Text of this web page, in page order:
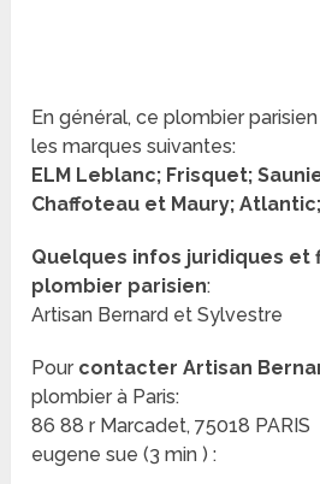
En général, ce plombier
les marques suivantes:
ELM Leblanc; Frisquet;
Chaffoteau et Maury; Atlantic;
Quelques infos juridiques et
plombier parisien:
Artisan Bernard et Sylvestre
Pour contacter Artisan
plombier à Paris:
86 88 r Marcadet, 75018 PARIS
eugene sue (3 min ) :